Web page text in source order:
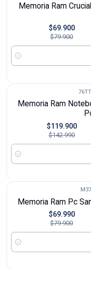
Memoria Ram
$69.900
$79.900
Cantidad
Nuevo
Memoria Ram
$119.900
$142.990
Cantidad
Memoria Ram Pc
$69.990
$79.900
Cantidad